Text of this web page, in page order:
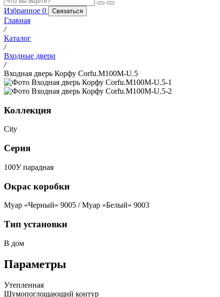
Избранное 0 Связаться
Главная
/
Каталог
/
Входные двери
/
Входная дверь Корфу Corfu.M100M-U.5
Коллекция
City
Серия
100У парадная
Окрас коробки
Муар «Черный» 9005 / Муар «Белый» 9003
Тип установки
В дом
Параметры
Утепленная
Шумопоглощающий контур